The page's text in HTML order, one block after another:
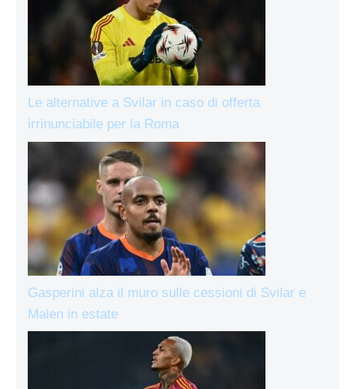
Le alternative a Svilar in caso di offerta
irrinunciabile per la Roma
Gasperini alza il muro sulle cessioni di Svilar e
Malen in estate